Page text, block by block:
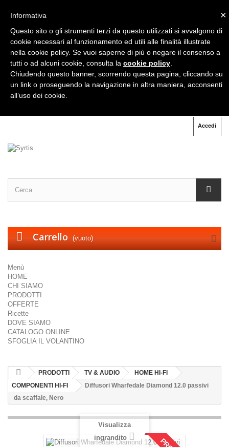
+3906 91 60 70 07
Accedi
Carrello (vuoto)
Menù
HOME
CHI SIAMO
PRODOTTI
OFFERTE
Ricette
DOVE SIAMO
CATALOGO ONLINE
SFOGLIA IL VOLANTINO
PRODOTTI TV & AUDIO
HOME HI-FI
COMPONENTI HI-FI
Diffusori Wharfedale Diamond 12.0 passivi
da scaffale, Nero
Visualizza
ingrandito
×
Informativa
Questo sito o gli strumenti terzi da questo utilizzati si avvalgono di
cookie necessari al funzionamento ed utili alle finalità illustrate
nella cookie policy. Se vuoi saperne di più o negare il consenso a
tutti o ad alcuni cookie, consulta la cookie policy
Chiudendo questo banner, scorrendo questa pagina, cliccando su
un link o proseguendo la navigazione in altra maniera, acconsenti
all’uso dei cookie.